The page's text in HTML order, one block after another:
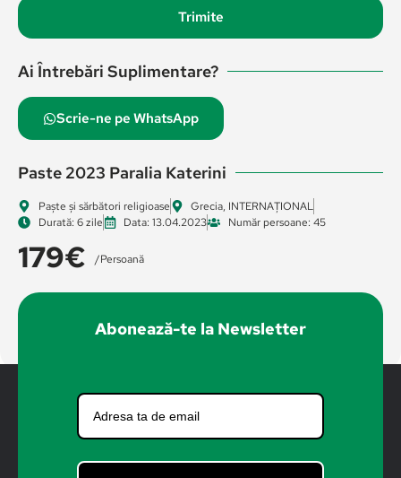
Trimite
Ai Întrebări Suplimentare?
Scrie-ne pe WhatsApp
Paste 2023 Paralia Katerini
Paște și sărbători religioase Grecia, INTERNAȚIONAL
Durată: 6 zile
Data: 13.04.2023 Număr persoane: 45
179€ /persoană
Abonează-te la Newsletter